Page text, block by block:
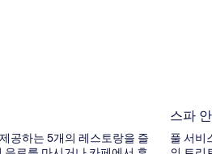
공하는 5개의 레스토랑을 즐
스파
풀 서비